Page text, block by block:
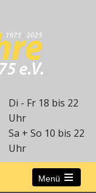
Di - Fr 18 bis 22
Uhr
Sa + So 10 bis 22
Uhr
Menü
Open